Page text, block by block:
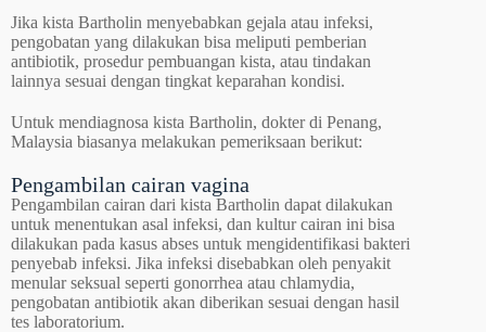
Jika kista Bartholin menyebabkan gejala atau infeksi,
pengobatan yang dilakukan bisa meliputi pemberian
antibiotik, prosedur pembuangan kista, atau tindakan
lainnya sesuai dengan tingkat keparahan kondisi.
Untuk mendiagnosa kista Bartholin, dokter di Penang,
Malaysia biasanya melakukan pemeriksaan berikut:
Pengambilan cairan vagina
Pengambilan cairan dari kista Bartholin dapat dilakukan
untuk menentukan asal infeksi, dan kultur cairan ini bisa
dilakukan pada kasus abses untuk mengidentifikasi bakteri
penyebab infeksi. Jika infeksi disebabkan oleh penyakit
menular seksual seperti gonorrhea atau chlamydia,
pengobatan antibiotik akan diberikan sesuai dengan hasil
tes laboratorium.